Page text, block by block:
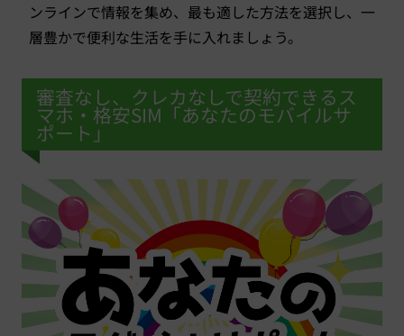
ンラインで情報を集め、最も適した方法を選択し、一
層豊かで便利な生活を手に入れましょう。
審査なし、クレカなしで契約できるス
マホ・格安SIM「あなたのモバイルサ
ポート」